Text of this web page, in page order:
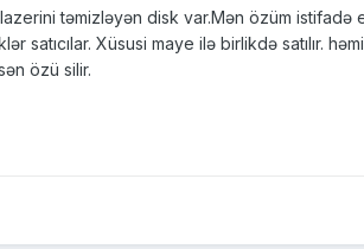
təmizləyən disk var.Mən özüm
satıcılar. Xüsusi maye ilə birlikdə satılır.
özü silir.